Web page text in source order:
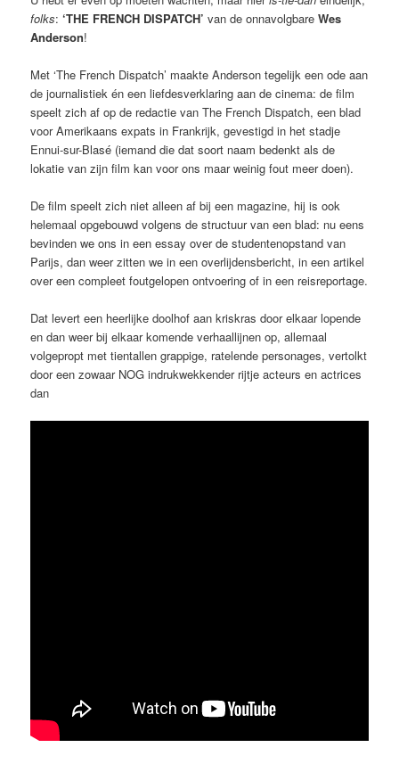
folks:‘THE FRENCH DISPATCH’ van de onnavolgbareWes
Anderson!
Met ‘The French Dispatch’ maakte Anderson tegelijk een ode aan
de journalistiek én een liefdesverklaring aan de cinema: de film
speelt zich af op de redactie van The French Dispatch, een blad
voor Amerikaans expats in Frankrijk, gevestigd in het stadje
Ennui-sur-Blasé (iemand die dat soort naam bedenkt als de
lokatie van zijn film kan voor ons maar weinig fout meer doen).
De film speelt zich niet alleen af bij een magazine, hij is ook
helemaal opgebouwd volgens de structuur van een blad: nu eens
bevinden we ons in een essay over de studentenopstand van
Parijs, dan weer zitten we in een overlijdensbericht, in een artikel
over een compleet foutgelopen ontvoering of in een reisreportage.
Dat levert een heerlijke doolhof aan kriskras door elkaar lopende
en dan weer bij elkaar komende verhaallijnen op, allemaal
volgepropt met tientallen grappige, ratelende personages, vertolkt
door een zowaar NOG indrukwekkender rijtje acteurs en actrices
dan